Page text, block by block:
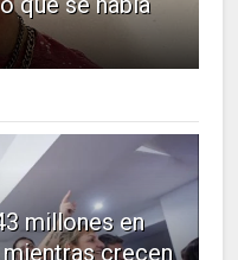
millones en
crecen